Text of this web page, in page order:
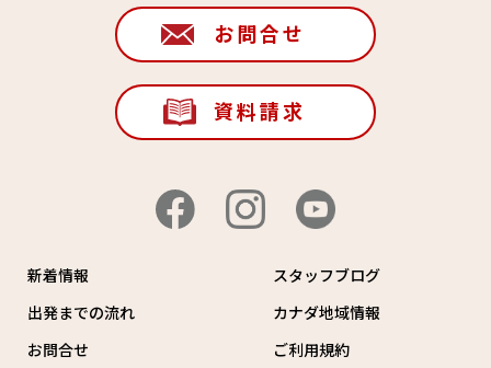
お問合せ
資料請求
新着情報
スタッフブログ
出発までの流れ
カナダ地域情報
お問合せ
ご利用規約